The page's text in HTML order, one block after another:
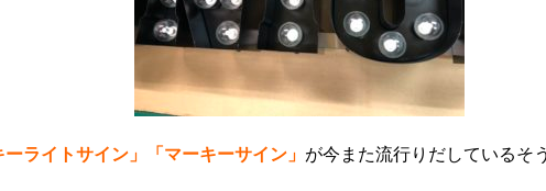
ーライトサイン」「マーキーサイン」 が今また流行りだしているそ